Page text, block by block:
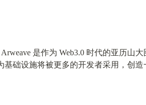
是作为 Web3.0 时代的亚历山
基础设施将被更多的开发者采用，创